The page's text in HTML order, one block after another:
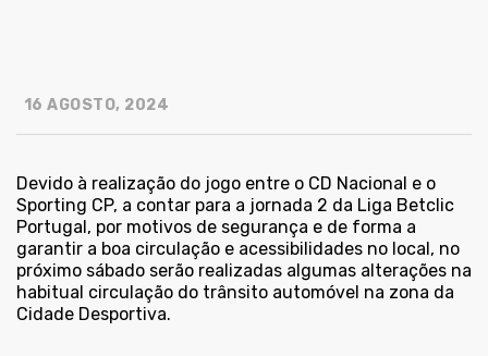
16 AGOSTO, 2024
Devido à realização do jogo entre o CD Nacional e o
Sporting CP, a contar para a jornada 2 da Liga Betclic
Portugal, por motivos de segurança e de forma a
garantir a boa circulação e acessibilidades no local, no
próximo sábado serão realizadas algumas alterações na
habitual circulação do trânsito automóvel na zona da
Cidade Desportiva.